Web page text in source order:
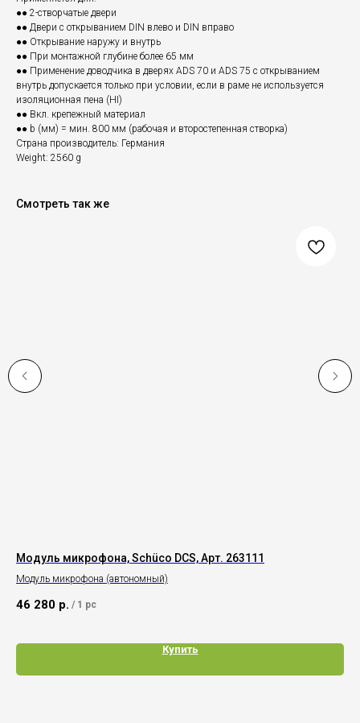
●● 2-створчатые двери
●● Двери с открыванием DIN влево и DIN вправо
●● Открывание наружу и внутрь
●● При монтажной глубине более 65 мм
●● Применение доводчика в дверях ADS 70 и ADS 75 с открыванием
внутрь допускается только при условии, если в раме не используется
изоляционная пена (HI)
●● Вкл. крепежный материал
●● b (мм) = мин. 800 мм (рабочая и второстепенная створка)
Страна производитель: Германия
Weight: 2560 g
Смотреть так же
Модуль микрофона, Schüco DCS, Арт. 263111
Модуль микрофона (автономный)
46 280 р. / 1 pc
Купить